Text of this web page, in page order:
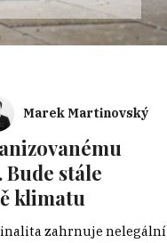
Marek Martinovský
stále
klimatu
zahrnuje nelegální